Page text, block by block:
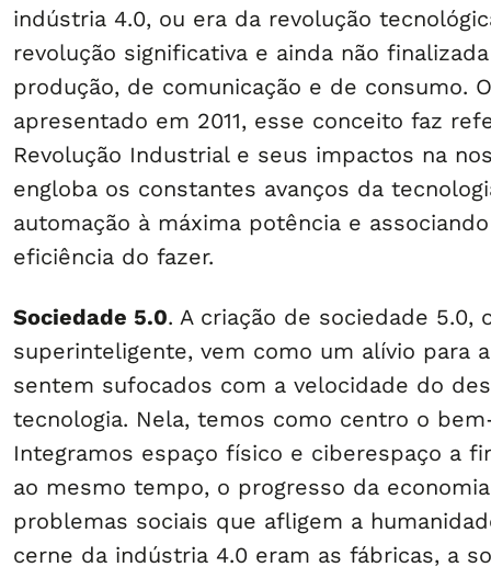
indústria 4.0, ou era da revolução
revolução significativa e ainda não
produção, de comunicação e de consumo.
apresentado em 2011, esse conceito faz
Revolução Industrial e seus impactos na
engloba os constantes avanços da
automação à máxima potência e
eficiência do fazer.
Sociedade 5.0. A criação de sociedade 5.0,
superinteligente, vem como um alívio para
sentem sufocados com a velocidade do
tecnologia. Nela, temos como centro o
Integramos espaço físico e ciberespaço a
ao mesmo tempo, o progresso da
problemas sociais que afligem a
cerne da indústria 4.0 eram as fábricas, a